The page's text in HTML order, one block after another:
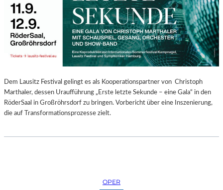
Dem Lausitz Festival gelingt es als Kooperationspartner von Christoph
Marthaler, dessen Uraufführung „Erste letzte Sekunde – eine Gala“ in den
RöderSaal in Großröhrsdorf zu bringen. Vorbericht über eine Inszenierung,
die auf Transformationsprozesse zielt.
OPER